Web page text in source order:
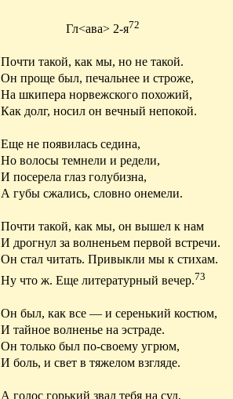
Гл<ава> 2-я72
Почтитакой, как мы, но не такой.
Он проще был, печальнее и строже,
На шкипера норвежскогопохожий,
Как долг, носил он вечный непокой.
Еще не появилась седина,
Но волосы темнели и редели,
И посерела глаз голубизна,
А губы сжались, словно онемели.
Почти такой, как мы, он вышел к нам
И дрогнул за волненьем первой встречи.
Он стал читать. Привыкли мы к стихам.
Ну что ж. Еще литературный вечер.73
Он был, как все — и серенький костюм,
И тайное волненье на эстраде.
Он только был по-своему угрюм,
И боль, и свет в тяжелом взгляде.
А голос горький звал тебя на суд,